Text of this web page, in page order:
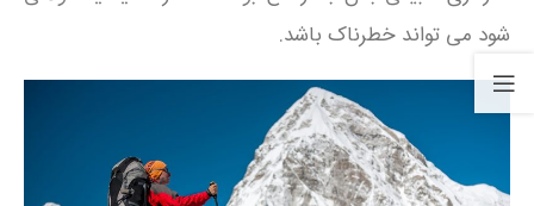
شود می‌ تواند خطرناک باشد.